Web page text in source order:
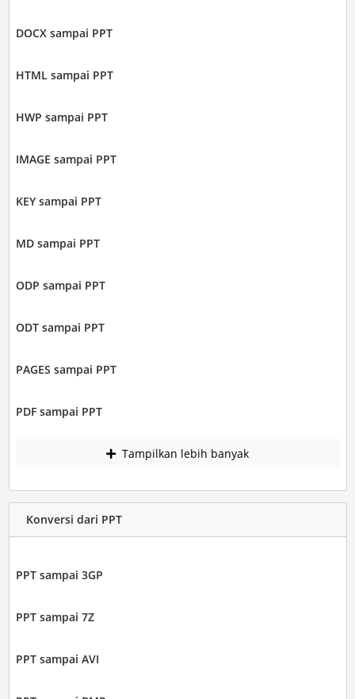
DOCX sampai PPT
HTML sampai PPT
HWP sampai PPT
IMAGE sampai PPT
KEY sampai PPT
MD sampai PPT
ODP sampai PPT
ODT sampai PPT
PAGES sampai PPT
PDF sampai PPT
Tampilkan lebih banyak
Konversi dari PPT
PPT sampai 3GP
PPT sampai 7Z
PPT sampai AVI